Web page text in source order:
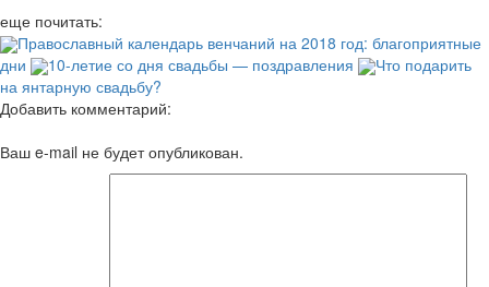
еще почитать:
Православный календарь венчаний на 2018 год: благоприятные
дни
10-летие со дня свадьбы — поздравления
Что подарить
на янтарную свадьбу?
Добавить комментарий:
Ваш e-mail не будет опубликован.